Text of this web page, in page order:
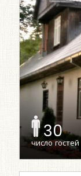
30
число гостей